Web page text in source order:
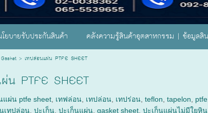
ยบายรับประกันสินค้า คลังความรู้สินค้าอุตสาหกรรม | ข้อมูลสิน
> เทปล่อนแผ่น PTFE SHEET
น PTFE SHEET
แผ่น ptfe sheet เทฟล่อน เทปล่อน เทปร่อน ,teflon ,tapelon ptfe
เทปล่อน ,ปะเก็น ,ปะเก็นแผ่น ,gasket sheet ,ปะเก็นแผ่นไม่มีใยหิน